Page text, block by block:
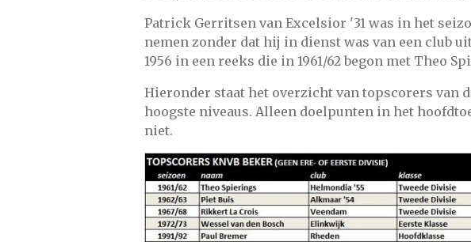
Patrick Gerritsen van Excelsior '31 was in het
nemen zonder dat hij in dienst was van een club
1956 in een reeks die in 1961/62 begon met Theo
Hieronder staat het overzicht van topscorers van
hoogste niveaus. Alleen doelpunten in het
niet.